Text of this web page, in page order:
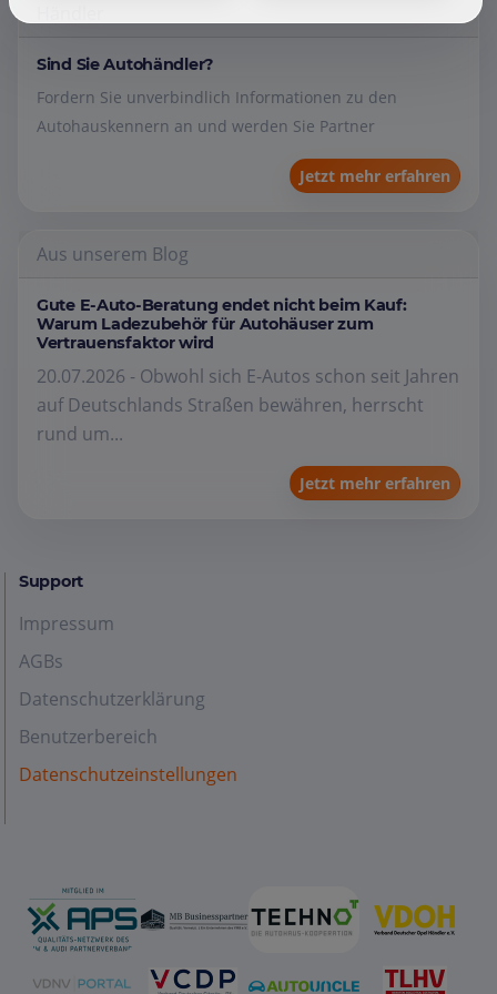
Sind Sie Autohändler?
Fordern Sie unverbindlich Informationen zu den
Autohauskennern an und werden Sie Partner
Jetzt mehr erfahren
Aus unserem Blog
Gute E-Auto-Beratung endet nicht beim Kauf:
Warum Ladezubehör für Autohäuser zum
Vertrauensfaktor wird
20.07.2026 - Obwohl sich E-Autos schon seit Jahren
auf Deutschlands Straßen bewähren, herrscht
rund um...
Jetzt mehr erfahren
Support
Impressum
AGBs
Datenschutzerklärung
Benutzerbereich
Datenschutzeinstellungen